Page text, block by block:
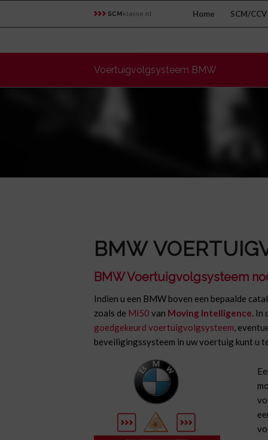
Home SCM/
Voertuigvolgsysteem BMW
BMW
BMW Voertuigvolgsysteem
Indien u een BMW boven een bepaalde
zoals de Mi50 van Moving Intelligence. In
goedgekeurd voertuigvolgsysteem,
beveiligingssysteem in uw voertuig kunt u